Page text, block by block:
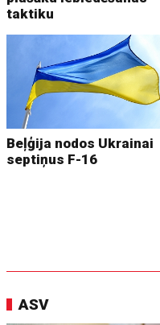
taktiku
Beļģija nodos Ukrainai
septiņus F-16
ASV